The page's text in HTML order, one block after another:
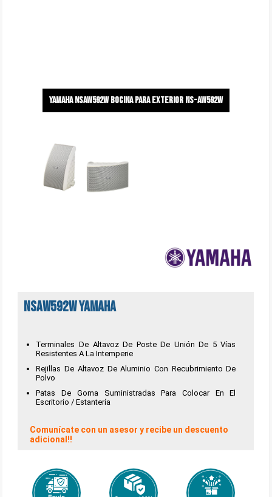
Yamaha NSAW592W Bocina para exterior ns-Aw592w
NSAW592W Yamaha
Terminales De Altavoz De Poste De Unión De 5 Vías
Resistentes A La Intemperie
Rejillas De Altavoz De Aluminio Con Recubrimiento De
Polvo
Patas De Goma Suministradas Para Colocar En El
Escritorio / Estantería
Comunícate con un asesor y recibe un descuento
adicional!!